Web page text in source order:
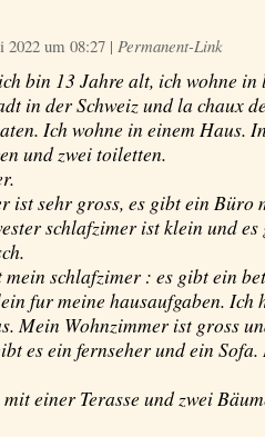
2022 um 08:27 | Permanent-Link
bin 13 Jahre alt, ich wohne in
in der Schweiz und la chaux
Ich wohne in einem Haus.
und zwei toiletten.
ist sehr gross, es gibt ein Büro
schlafzimer ist klein und
schlafzimer : es gibt ein
fur meine hausaufgaben. Ich
Mein Wohnzimmer ist gross
es ein fernseher und ein Sofa.
einer Terasse und zwei